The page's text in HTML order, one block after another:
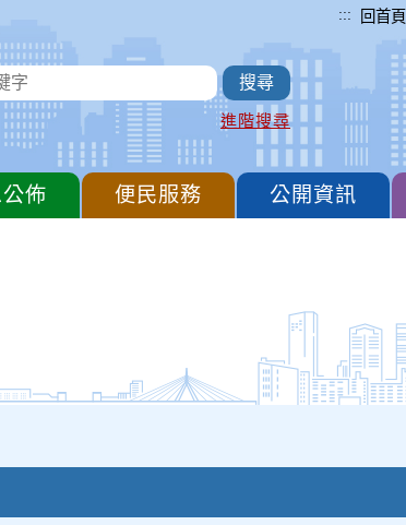
::: 回首頁
進階搜尋
佈 便民服務 公開資訊